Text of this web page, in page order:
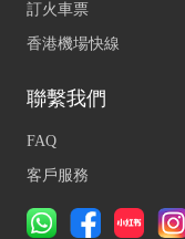
訂火車票
香港機場快線
聯繫我們
FAQ
客戶服務